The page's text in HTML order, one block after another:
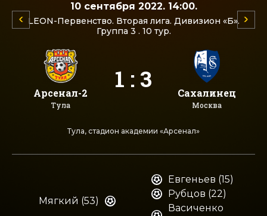
10 сентября 2022. 14:00.
LEON-Первенство. Вторая лига. Дивизион «Б».
Группа 3 . 10 тур.
Арсенал-2
Тула
1 : 3 Сахалинец
Москва
Тула, стадион академии «Арсенал»
Мягкий (53)
Евгеньев (15)
Рубцов (22)
Васиченко